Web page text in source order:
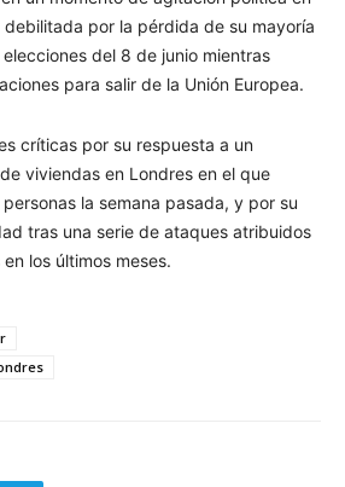
debilitada por la pérdida de su mayoría
del 8 de junio mientras
para salir de la Unión Europea.
críticas por su respuesta a un
viviendas en Londres en el que
la semana pasada, y por su
tras una serie de ataques atribuidos
los últimos meses.